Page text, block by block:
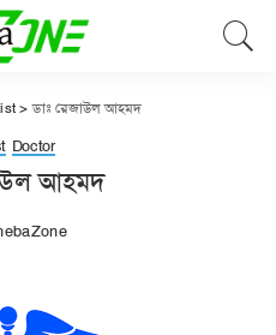
>ডাঃ রেজাউল আহমদ
Doctor
আহমদ